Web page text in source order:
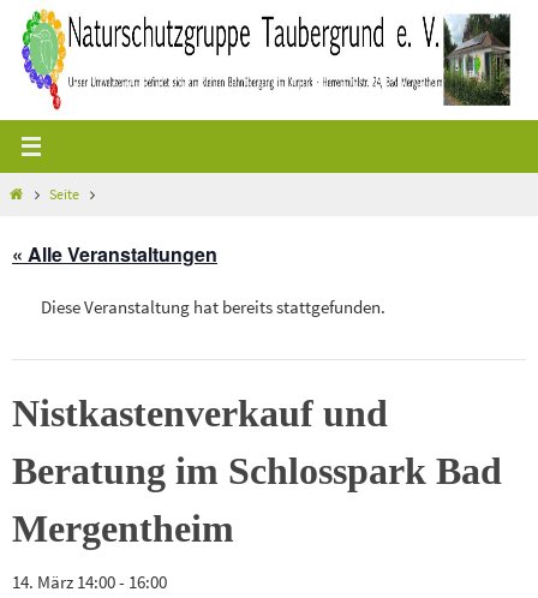
Zum
Inhalt
springen
StartSeite
« Alle Veranstaltungen
Diese Veranstaltung hat bereits stattgefunden.
Nistkastenverkauf und
Beratung im Schlosspark Bad
Mergentheim
14. März 14:00- 16:00